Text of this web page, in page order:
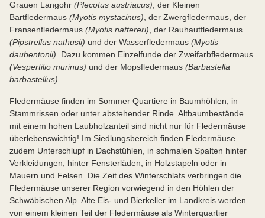
Grauen Langohr (Plecotus austriacus) , der Kleinen
Bartfledermaus (Myotis mystacinus) , der Zwergfledermaus, der
Fransenfledermaus (Myotis nattereri) , der Rauhautfledermaus
(Pipstrellus nathusii) und der Wasserfledermaus (Myotis
daubentonii) . Dazu kommen Einzelfunde der Zweifarbfledermaus
(Vespertilio murinus) und der Mopsfledermaus (Barbastella
barbastellus)
Fledermäuse finden im Sommer Quartiere in Baumhöhlen, in
Stammrissen oder unter abstehender Rinde. Altbaumbestände
mit einem hohen Laubholzanteil sind nicht nur für Fledermäuse
überlebenswichtig! Im Siedlungsbereich finden Fledermäuse
zudem Unterschlupf in Dachstühlen, in schmalen Spalten hinter
Verkleidungen, hinter Fensterläden, in Holzstapeln oder in
Mauern und Felsen. Die Zeit des Winterschlafs verbringen die
Fledermäuse unserer Region vorwiegend in den Höhlen der
Schwäbischen Alp. Alte Eis- und Bierkeller im Landkreis werden
von einem kleinen Teil der Fledermäuse als Winterquartier